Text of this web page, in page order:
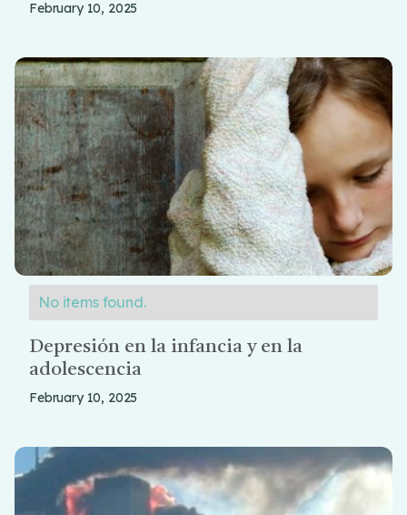
February 10, 2025
No items found.
Depresión en la infancia y en la
adolescencia
February 10, 2025